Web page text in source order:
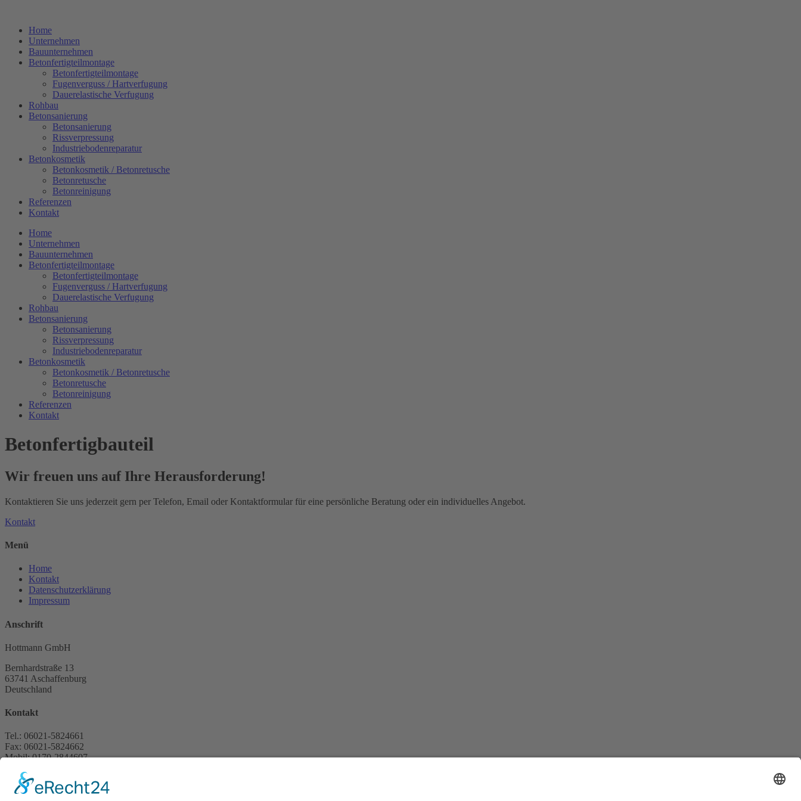
springenHome
Unternehmen
Bauunternehmen
Betonfertigteilmontage
Betonfertigteilmontage
Fugenverguss / Hartverfugung
Dauerelastische Verfugung
Rohbau
Betonsanierung
Betonsanierung
Rissverpressung
Industriebodenreparatur
Betonkosmetik
Betonkosmetik / Betonretusche
Betonretusche
Betonreinigung
Referenzen
Kontakt
Home
Unternehmen
Bauunternehmen
Betonfertigteilmontage
Betonfertigteilmontage
Fugenverguss / Hartverfugung
Dauerelastische Verfugung
Rohbau
Betonsanierung
Betonsanierung
Rissverpressung
Industriebodenreparatur
Betonkosmetik
Betonkosmetik / Betonretusche
Betonretusche
Betonreinigung
Referenzen
Kontakt
Betonfertigbauteil
Wir freuen uns auf Ihre Herausforderung!
Kontaktieren Sie uns jederzeit gern per Telefon, Email oder Kontaktformular für eine persönliche Beratung oder ein individuelles Angebot.
Kontakt
Menü
Home
Kontakt
Datenschutzerklärung
Impressum
Anschrift
Hottmann GmbH
Bernhardstraße 13
63741 Aschaffenburg
Deutschland
Kontakt
Tel.: 06021-5824661
Fax: 06021-5824662
Mobil: 0170-2844607
Web: i-hottmann.de